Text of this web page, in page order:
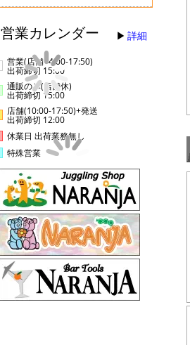
営業カレンダー 詳細
営業(店舗14:00-17:50)
出荷締切 15:00
通販のみ(店舗休)
出荷締切 15:00
店舗(10:00-17:50)+発送
出荷締切 12:00
休業日 出荷業務無し
特殊営業